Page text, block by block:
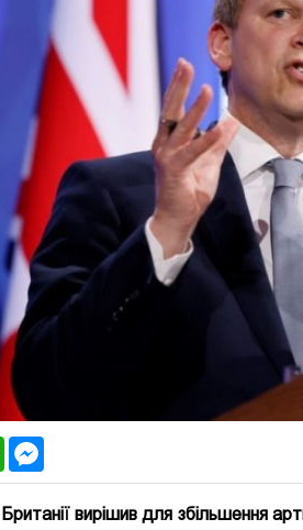
WhatsApp
вирішив для збільшення